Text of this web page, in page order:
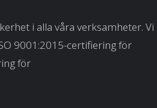
i alla våra verksamheter. Vi
9001:2015-certifiering för
för